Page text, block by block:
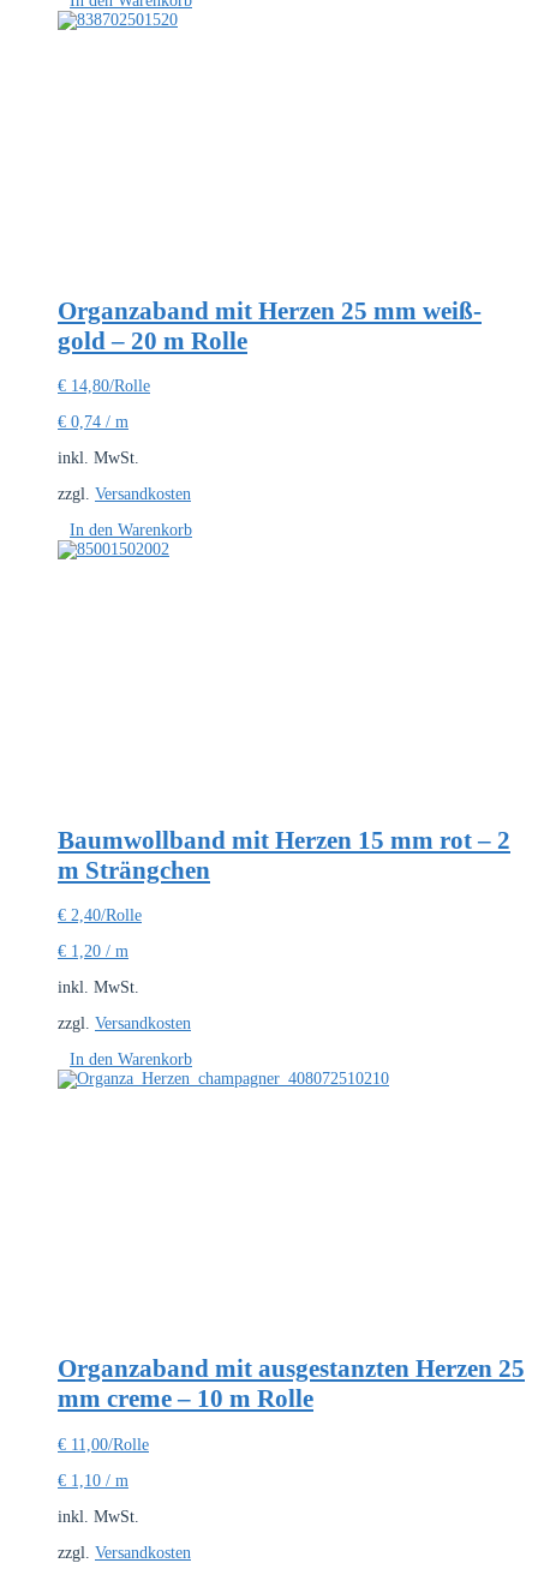
Organzaband mit Herzen 25 mm weiß-
gold – 20 m Rolle
€ 14,80/Rolle
€ 0,74 / m
inkl. MwSt.
zzgl. Versandkosten
In den Warenkorb
Baumwollband mit Herzen 15 mm rot – 2
m Strängchen
€ 2,40/Rolle
€ 1,20 / m
inkl. MwSt.
zzgl. Versandkosten
In den Warenkorb
Organzaband mit ausgestanzten Herzen 25
mm creme – 10 m Rolle
€ 11,00/Rolle
€ 1,10 / m
inkl. MwSt.
zzgl. Versandkosten